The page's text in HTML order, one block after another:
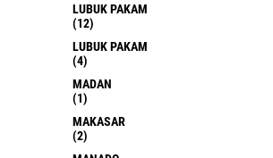
LUBUK PAKAM
(12)
LUBUK PAKAM
(4)
MADAN
(1)
MAKASAR
(2)